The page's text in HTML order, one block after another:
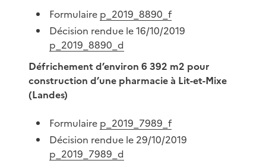
Formulaire p_2019_8890_f
Décision rendue le 16/10/2019
p_2019_8890_d
Défrichement d’environ 6 392 m2 pour
construction d’une pharmacie à Lit-et-Mixe
(Landes)
Formulaire p_2019_7989_f
Décision rendue le 29/10/2019
p_2019_7989_d